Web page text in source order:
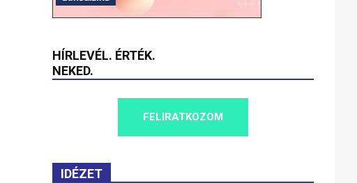
HÍRLEVÉL. ÉRTÉK.
NEKED.
FELIRATKOZOM
IDÉZET